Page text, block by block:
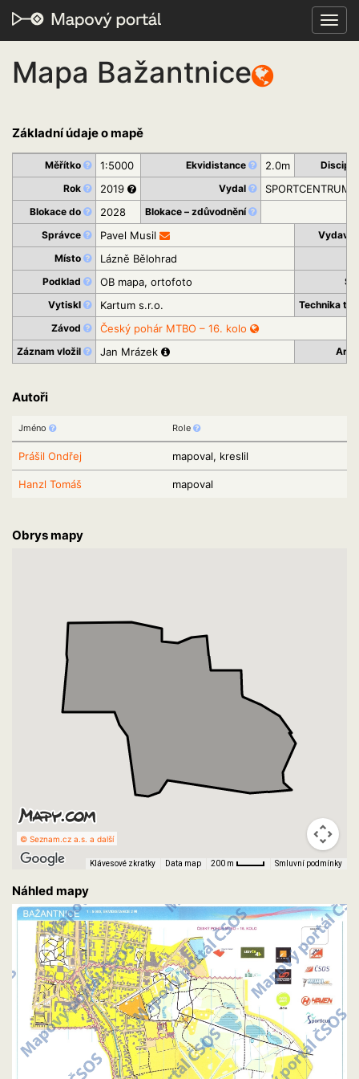
Mapa Bažantnice
Základní údaje o mapě
Měřítko 1:5000 Ekvidistance 2.0m
Rok
2019 Vydal SPORTCENTRUM
Blokace do 2028
Blokace – zdůvodnění
Správce
Pavel Musil
Místo
Lázně Bělohrad
Podklad
OB mapa, ortofoto
Vytiskl
Kartum s.r.o.
Technika
Závod
Český pohár MTBO – 16. kolo
Záznam vložil Jan Mrázek
Autoři
Jméno Role
Prášil Ondřej mapoval, kreslil
Hanzl Tomáš mapoval
Obrys mapy
Klávesové zkratky Data map 200 m Smluvní podmínky
© Seznam.cz a.s. a další
Náhled mapy